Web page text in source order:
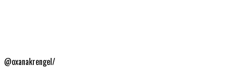
@oxanakrengel/